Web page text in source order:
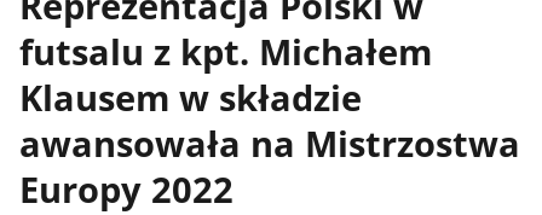
futsalu z kpt. Michałem
Klausem w składzie
awansowała na Mistrzostwa
Europy 2022